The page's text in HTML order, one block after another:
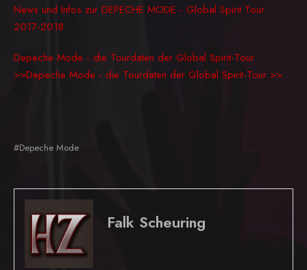
News und Infos zur DEPECHE MODE - Global Spirit Tour
2017-2018
Depeche Mode - die Tourdaten der Global Spirit-Tour
>>Depeche Mode - die Tourdaten der Global Spirit-Tour >>
#Depeche Mode
Falk Scheuring